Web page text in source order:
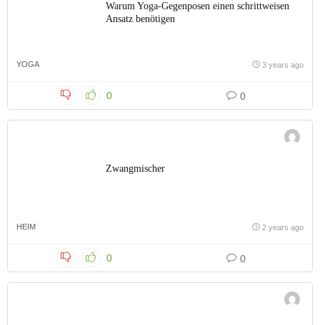
Warum Yoga-Gegenposen einen schrittweisen
Ansatz benötigen
YOGA 3 years ago
0 0
Zwangmischer
HEIM 2 years ago
0 0